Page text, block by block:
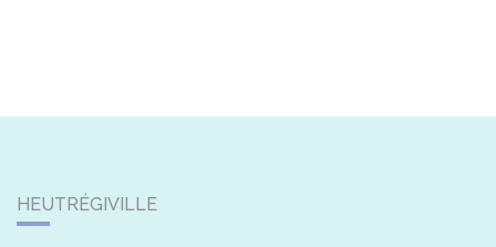
HEUTRÉGIVILLE